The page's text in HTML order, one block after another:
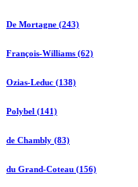
De Mortagne (243)
François-Williams (62)
Ozias-Leduc (138)
Polybel (141)
de Chambly (83)
du Grand-Coteau (156)